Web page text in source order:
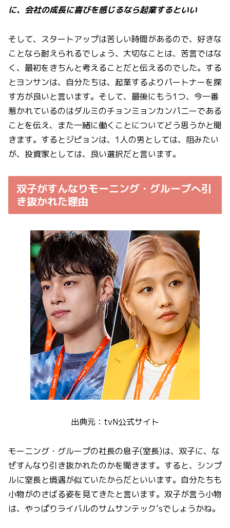
に、会社の成長に喜びを感じるなら起業するといい
そして、スタートアップは苦しい時間があるので、好きな
ことなら耐えられるでしょう、大切なことは、苦言ではな
く、最初をきちんと考えることだと伝えるのでした。する
とヨンサンは、自分たちは、起業するよりパートナーを探
す方が良いと言います。そして、最後にもう1つ、今一番
惹かれているのはダルミのチョンミョンカンパニーである
ことを伝え、また一緒に働くことについてどう思うかと聞
きます。するとジピョンは、1人の男としては、阻みたい
が、投資家としては、良い選択だと言います。
双子がすんなりモーニング・グループへ引
き抜かれた理由
出典元：tvN公式サイト
モーニング・グループの社長の息子(室長)は、双子に、な
ぜすんなり引き抜かれたのかを聞きます。すると、シンプ
ルに室長と境遇が似ていたからだといいます。自分たちも
小物がのさばる姿を見てきたと言います。双子が言う小物
は、やっぱりライバルのサムサンテック’sでしょうかね。